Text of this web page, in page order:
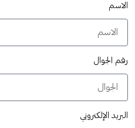
الاسم
رقم الجوال
البريد الإلكتروني